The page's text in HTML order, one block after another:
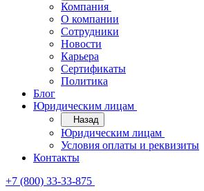
Компания
О компании
Сотрудники
Новости
Карьера
Сертификаты
Политика
Блог
Юридическим лицам
Назад
Юридическим лицам
Условия оплаты и реквизиты
Контакты
+7 (800) 33-33-875